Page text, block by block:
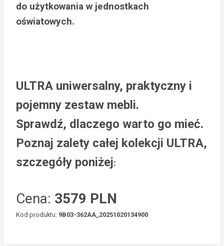
do użytkowania w jednostkach
oświatowych.
ULTRA uniwersalny, praktyczny i
pojemny zestaw mebli.
Sprawdź, dlaczego warto go mieć.
Poznaj zalety całej kolekcji ULTRA,
szczegóły poniżej:
Cena: 3579 PLN
Kod produktu: 9B03-362AA_20251020134900